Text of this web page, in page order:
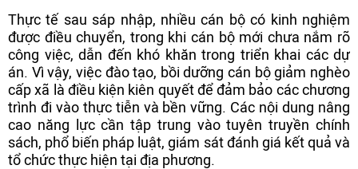
Thực tế sau sáp nhập, nhiều cán bộ có kinh nghiệm
được điều chuyển, trong khi cán bộ mới chưa nắm rõ
công việc, dẫn đến khó khăn trong triển khai các dự
án. Vì vậy, việc đào tạo, bồi dưỡng cán bộ giảm nghèo
cấp xã là điều kiện kiên quyết để đảm bảo các chương
trình đi vào thực tiễn và bền vững. Các nội dung nâng
cao năng lực cần tập trung vào tuyên truyền chính
sách, phổ biến pháp luật, giám sát đánh giá kết quả và
tổ chức thực hiện tại địa phương.